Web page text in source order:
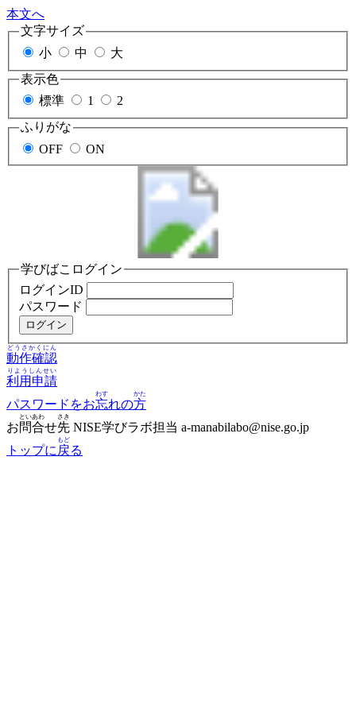
本文へ
文字サイズ
小
中
大
表示色
標準
1
2
ふりがな
OFF
ON
学びばこログイン
ログインID
パスワード
動作確認
どうさかくにん
利用申請
りようしんせい
パスワードをお忘
わす
れの方
かた
お問合
といあわ
せ先
さき
NISE学びラボ担当 a-manabilabo@nise.go.jp
トップに 戻
もど
る